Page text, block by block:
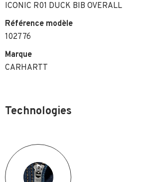
ICONIC R01 DUCK BIB OVERALL
Référence modèle
102776
Marque
CARHARTT
Technologies